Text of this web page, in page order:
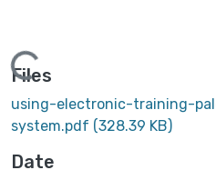
Loading...
Files
using-electronic-training-
system.pdf (328.39 KB)
Date